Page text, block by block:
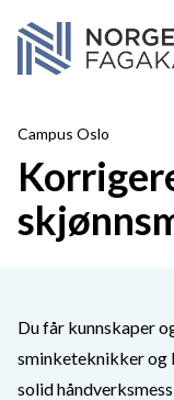
Hopp over
Campus Oslo
Du får kunnskaper
sminketeknikker og
solid